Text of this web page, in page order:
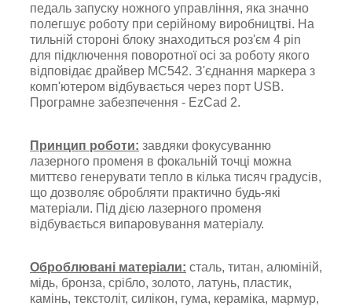
педаль запуску ножного управління, яка значно
полегшує роботу при серійному виробництві. На
тильній стороні блоку знаходиться роз'єм 4 pin
для підключення поворотної осі за роботу якого
відповідає драйвер MC542. З'єднання маркера з
комп'ютером відбувається через порт USB.
Програмне забезпечення - EzCad 2.
Принцип роботи: завдяки фокусуванню
лазерного променя в фокальній точці можна
миттєво генерувати тепло в кілька тисяч градусів,
що дозволяє обробляти практично будь-які
матеріали. Під дією лазерного променя
відбувається випаровування матеріалу.
Оброблювані матеріали: сталь, титан, алюміній,
мідь, бронза, срібло, золото, латунь, пластик,
камінь, текстоліт, силікон, гума, кераміка, мармур,